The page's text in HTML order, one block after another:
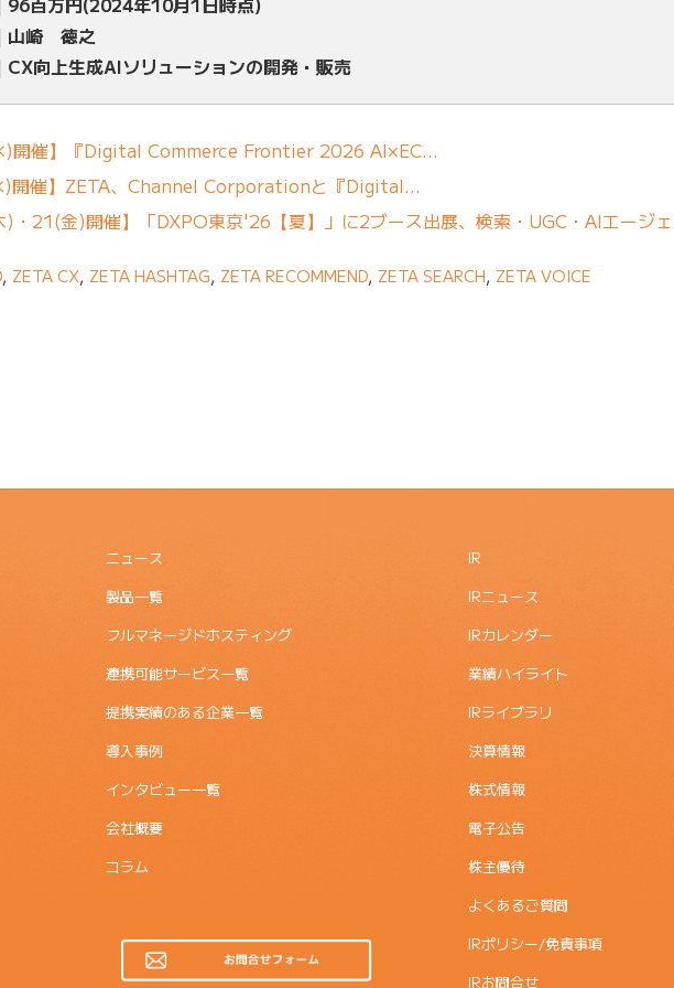
山崎 徳之
CX向上生成AIソリューションの開発・販売
)開催】『Digital Commerce Frontier 2026 AI×EC…
)開催】ZETA、Channel Corporationと『Digital…
)・21(金)開催】「DXPO東京'26【夏】」に2ブース出展、検索・UGC・AIエージ
, ZETA CX, ZETA HASHTAG, ZETA RECOMMEND, ZETA SEARCH, ZETA VOICE
ニュース
製品一覧
フルマネージドホスティング
連携可能サービス一覧
提携実績のある企業一覧
導入事例
インタビュー一覧
会社概要
コラム
IR
IRニュース
IRカレンダー
業績ハイライト
IRライブラリ
決算情報
株式情報
電子公告
株主優待
よくあるご質問
IRポリシー/免責事項
IRお問合せ